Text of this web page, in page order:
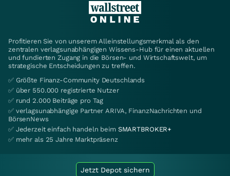
Profitieren Sie von unserem Alleinstellungsmerkmal als den
zentralen verlagsunabhängigen Wissens-Hub für einen aktuellen
und fundierten Zugang in die Börsen- und Wirtschaftswelt, um
strategische Entscheidungen zu treffen.
✅ Größte Finanz-Community Deutschlands
✅ über 550.000 registrierte Nutzer
✅ rund 2.000 Beiträge pro Tag
✅ verlagsunabhängige Partner ARIVA, FinanzNachrichten und
BörsenNews
✅ Jederzeit einfach handeln beim SMARTBROKER+
✅ mehr als 25 Jahre Marktpräsenz
Jetzt Depot sichern